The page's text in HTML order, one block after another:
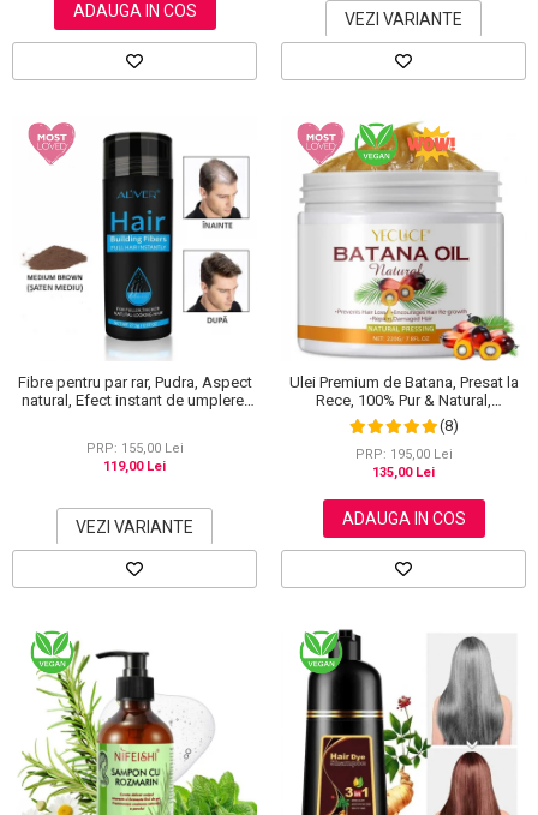
ADAUGA IN COS VEZI VARIANTE
Fibre pentru par rar, Pudra, Aspect
natural, Efect instant de umplere,
PRP: 155,00 Lei
119,00 Lei
VEZI VARIANTE
Ulei Premium de Batana, Presat la
Rece, 100% Pur & Natural,
Stopeaza Caderea Parului, Efect
Puternic Regenerator, 220 g
(8)
PRP: 195,00 Lei
135,00 Lei
ADAUGA IN COS